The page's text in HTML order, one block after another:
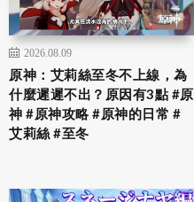
2026.08.09
原神：艾莉絲至冬不上線，為
什麼遲遲不出？原因有3點 #原
神 #原神攻略 #原神的日常 #
艾莉絲 #至冬